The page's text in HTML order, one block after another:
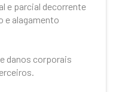
e parcial decorrente
e alagamento
danos corporais